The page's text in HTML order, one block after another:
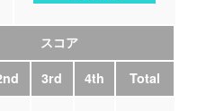
スコア
3rd 4th Total